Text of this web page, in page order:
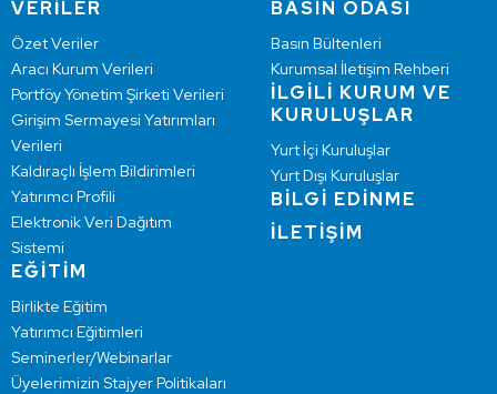
VERİLER
Özet Veriler
Aracı Kurum Verileri
Portföy Yönetim Şirketi Verileri
Girişim Sermayesi Yatırımları
Verileri
Kaldıraçlı İşlem Bildirimleri
Yatırımcı Profili
Elektronik Veri Dağıtım
Sistemi
EĞİTİM
Birlikte Eğitim
Yatırımcı Eğitimleri
Seminerler/Webinarlar
Üyelerimizin Stajyer Politikaları
BASIN ODASI
Basın Bültenleri
Kurumsal İletişim Rehberi
İLGİLİ KURUM VE
KURULUŞLAR
Yurt İçi Kuruluşlar
Yurt Dışı Kuruluşlar
BİLGİ EDİNME
İLETİŞİM